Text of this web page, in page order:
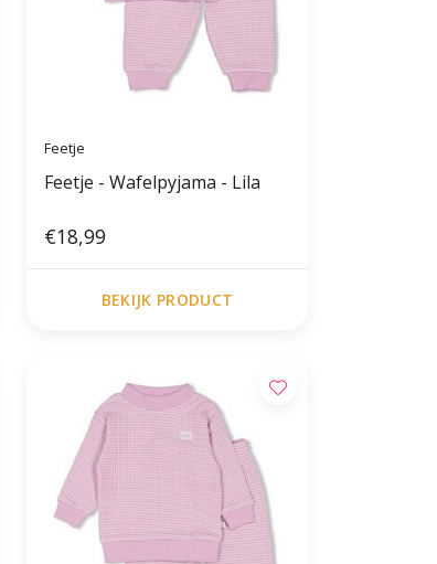
Feetje
Feetje - Wafelpyjama - Lila
€18,99
BEKIJK PRODUCT